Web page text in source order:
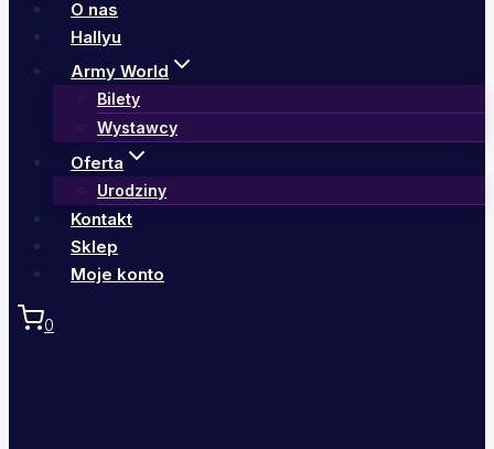
O nas
Hallyu
Army World
Bilety
Wystawcy
Oferta
Urodziny
Kontakt
Sklep
Moje konto
0